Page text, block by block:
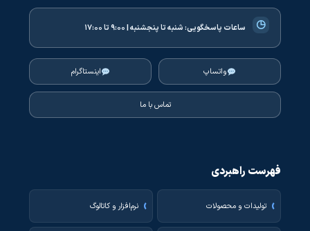
◷ ساعات پاسخگویی:شنبه تا پنجشنبه | ۹:۰۰ تا ۱۷:۰۰
واتساپ اینستاگرام
تماس با ما
فهرست راهبردی
تولیدات و محصولات نرم‌افزار و کاتالوگ